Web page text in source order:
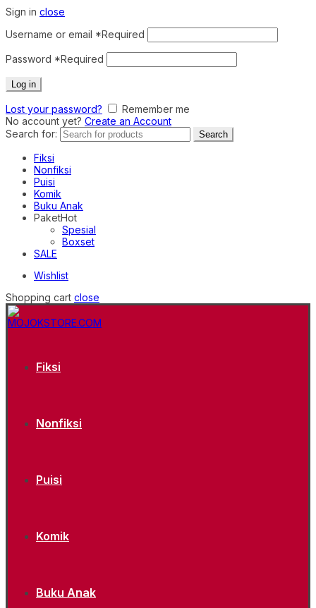
Sign in close
Username or email *Required
Password *Required
Log in
Lost your password?
Remember me
No account yet? Create an Account
Search for:
Search
Fiksi
Nonfiksi
Puisi
Komik
Buku Anak
PaketHot
Spesial
Boxset
SALE
Wishlist
Shopping cart close
Fiksi
Nonfiksi
Puisi
Komik
Buku Anak